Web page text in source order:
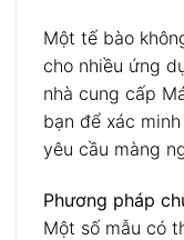
Một tế bào
cho nhiều ứng
nhà cung cấp
bạn để xác
yêu cầu màng
Phương pháp
Một số mẫu có